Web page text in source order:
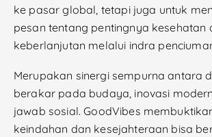
ke pasar global, tetapi juga untuk
pesan tentang pentingnya kesehatan
keberlanjutan melalui indra
Merupakan sinergi sempurna antara
berakar pada budaya, inovasi
jawab sosial. GoodVibes
keindahan dan kesejahteraan bisa